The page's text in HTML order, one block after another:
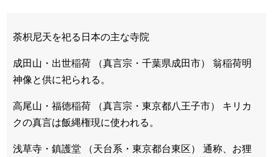
荼枳尼天を祀る日本の主な寺院
成田山・出世稲荷 （真言宗・千葉県成田市） 翁稲荷明
神像と供に祀られる。
高尾山・福徳稲荷 （真言宗・東京都八王子市） キリカ
クの真言は飯縄権現に使われる。
浅草寺・鎮護堂 （天台系・東京都台東区） 通称、お狸